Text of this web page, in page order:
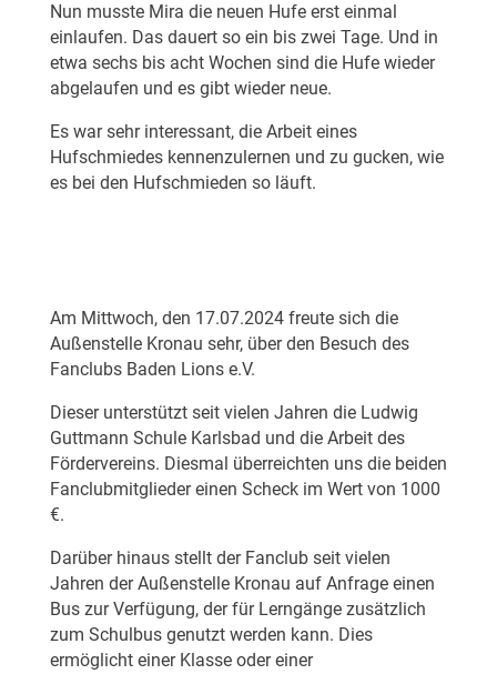
Nun musste Mira die neuen Hufe erst einmal
einlaufen. Das dauert so ein bis zwei Tage. Und in
etwa sechs bis acht Wochen sind die Hufe wieder
abgelaufen und es gibt wieder neue.
Es war sehr interessant, die Arbeit eines
Hufschmiedes kennenzulernen und zu gucken, wie
es bei den Hufschmieden so läuft.
Am Mittwoch, den 17.07.2024 freute sich die
Außenstelle Kronau sehr, über den Besuch des
Fanclubs Baden Lions e.V.
Dieser unterstützt seit vielen Jahren die Ludwig
Guttmann Schule Karlsbad und die Arbeit des
Fördervereins. Diesmal überreichten uns die beiden
Fanclubmitglieder einen Scheck im Wert von 1000
€.
Darüber hinaus stellt der Fanclub seit vielen
Jahren der Außenstelle Kronau auf Anfrage einen
Bus zur Verfügung, der für Lerngänge zusätzlich
zum Schulbus genutzt werden kann. Dies
ermöglicht einer Klasse oder einer